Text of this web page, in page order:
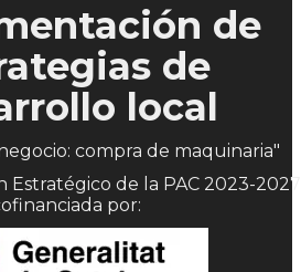
de
de
local
compra de maquinaria"
de la PAC 2023-2027
por: